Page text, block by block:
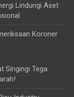
Lindungi Aset
Koroner
Singingi Tega